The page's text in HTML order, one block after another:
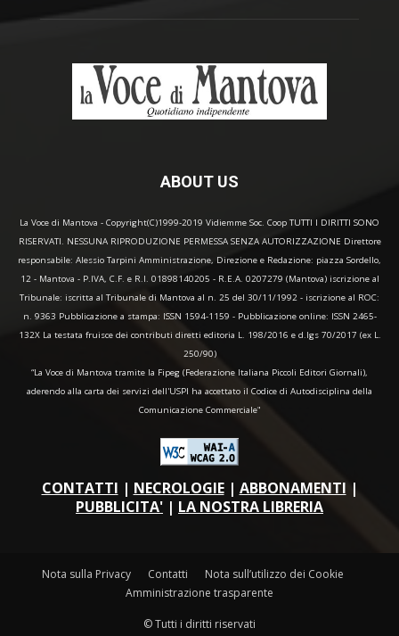
ABOUT US
La Voce di Mantova - Copyright(C)1999-2019 Vidiemme Soc. Coop TUTTI I DIRITTI SONO
RISERVATI. NESSUNA RIPRODUZIONE PERMESSA SENZA AUTORIZZAZIONE Direttore
responsabile: Alessio Tarpini Amministrazione, Direzione e Redazione: piazza Sordello,
12 - Mantova - P.IVA, C.F. e R.I. 01898140205 - R.E.A. 0207279 (Mantova) iscrizione al
Tribunale: iscritta al Tribunale di Mantova al n. 25 del 30/11/1992 - iscrizione al ROC:
n. 9363 Pubblicazione a stampa: ISSN 1594-1159 - Pubblicazione online: ISSN 2465-
132X La testata fruisce dei contributi diretti editoria L. 198/2016 e d.lgs 70/2017 (ex L.
250/90)
“La Voce di Mantova tramite la Fipeg (Federazione Italiana Piccoli Editori Giornali),
aderendo alla carta dei servizi dell'USPI ha accettato il Codice di Autodisciplina della
Comunicazione Commerciale"
CONTATTI | NECROLOGIE| ABBONAMENTI |
PUBBLICITA' | LA NOSTRA LIBRERIA
Nota sulla Privacy Contatti
Nota sull’utilizzo dei Cookie
Amministrazione trasparente
© Tutti i diritti riservati